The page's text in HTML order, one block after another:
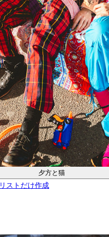
夕方と猫
ストだけ作成